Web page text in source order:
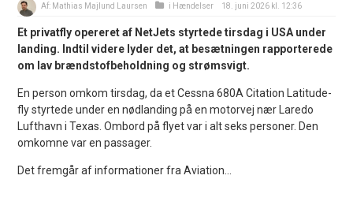
Af: Mathias Majlund Laursen i Hændelser 18. juni 2026 kl. 12:36
Et privatfly opereret af NetJets styrtede tirsdag i USA under
landing. Indtil videre lyder det, at besætningen rapporterede
om lav brændstofbeholdning og strømsvigt.
En person omkom tirsdag, da et Cessna 680A Citation Latitude-
fly styrtede under en nødlanding på en motorvej nær Laredo
Lufthavn i Texas. Ombord på flyet var i alt seks personer. Den
omkomne var en passager.
Det fremgår af informationer fra Aviation...